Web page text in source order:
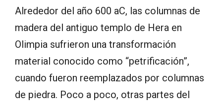
Alrededor del año 600 aC, las columnas de
madera del antiguo templo de Hera en
Olimpia sufrieron una transformación
material conocido como “petrificación”,
cuando fueron reemplazados por columnas
de piedra. Poco a poco, otras partes del